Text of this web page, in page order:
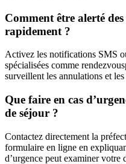
Comment être alerté
rapidement ?
Activez les notifications SMS
spécialisées comme
surveillent les annulations et
Que faire en cas
de séjour ?
Contactez directement la
formulaire en ligne en
d’urgence peut examiner votre